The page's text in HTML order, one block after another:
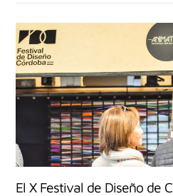
El X Festival de Diseño de